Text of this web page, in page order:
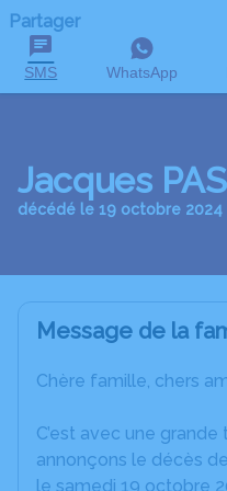
Partager
SMS WhatsApp
Jacques
décédé le 19 octobre 2024
Message de la
Chère famille, chers
C’est avec une
annonçons le décès
le samedi 19 octobre